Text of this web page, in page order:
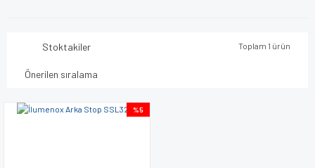
Stoktakiler Toplam 1 ürün
%5